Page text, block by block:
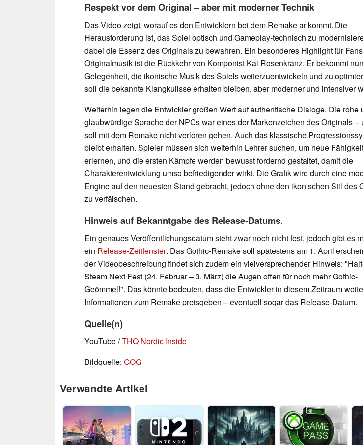
Respekt vor dem Original – aber mit moderner Technik
Das Video zeigt, worauf es den Entwicklern bei dem Remake ankommt. Die
Herausforderung ist, das Spiel optisch und Gameplay-technisch zu
dabei die Essenz des Originals zu bewahren. Ein besonderes Highlight für
Originalmusik ist die Rückkehr von Komponist Kai Rosenkranz. Er bekommt
Gelegenheit, die ikonische Musik des Spiels weiterzuentwickeln und zu
soll die bekannte Klangkulisse erhalten bleiben, aber moderner und intensiver
Weiterhin legen die Entwickler großen Wert auf authentische Dialoge. Die rohe
glaubwürdige Sprache der NPCs war eines der Markenzeichen des Originals –
soll mit dem Remake nicht verloren gehen. Auch das klassische
bleibt erhalten. Spieler müssen sich weiterhin Lehrer suchen, um neue
erlernen, und die ersten Kämpfe werden bewusst fordernd gestaltet, damit die
Charakterentwicklung umso befriedigender wirkt. Die Grafik wird durch eine
Engine auf den neuesten Stand gebracht, jedoch ohne den ikonischen Stil des
zu verfälschen.
Hinweis auf Bekanntgabe des Release-Datums.
Ein genaues Veröffentlichungsdatum steht zwar noch nicht fest, jedoch gibt es
ein Release-Zeitfenster: Das Gothic-Remake soll spätestens am 1. April
der Videobeschreibung findet sich zudem ein vielversprechender Hinweis:
Steam Next Fest (24. Februar – 3. März) die Augen offen für noch mehr Gothic-
Geömmel!". Das könnte bedeuten, dass die Entwickler in diesem Zeitraum
Informationen zum Remake preisgeben – eventuell sogar das Release-Datum.
Quelle(n)
YouTube /THQ Nordic Inside
Bildquelle: GOG
Verwandte Artikel